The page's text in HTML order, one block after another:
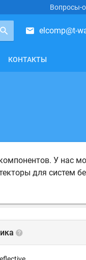
Вопросы-
elcomp@t-
КОНТАКТЫ
У нас
для систем